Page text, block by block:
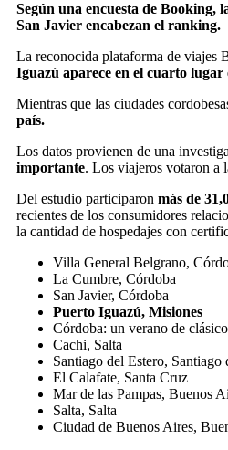
Según una encuesta de Booking,
San Javier encabezan el ranking.
La reconocida plataforma de viajes
Iguazú aparece en el cuarto lugar
Mientras que las ciudades
país.
Los datos provienen de una
importante. Los viajeros votaron a
Del estudio participaron más de
recientes de los consumidores
la cantidad de hospedajes con
Villa General Belgrano,
La Cumbre, Córdoba
San Javier, Córdoba
Puerto Iguazú, Misiones
Córdoba: un verano de
Cachi, Salta
Santiago del Estero, Santiago
El Calafate, Santa Cruz
Mar de las Pampas, Buenos
Salta, Salta
Ciudad de Buenos Aires,